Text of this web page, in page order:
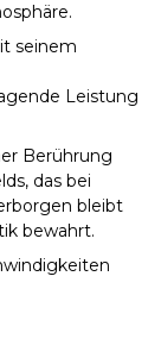
seinem
Leistung
Berührung
das bei
bleibt
bewahrt.
zu nutzen